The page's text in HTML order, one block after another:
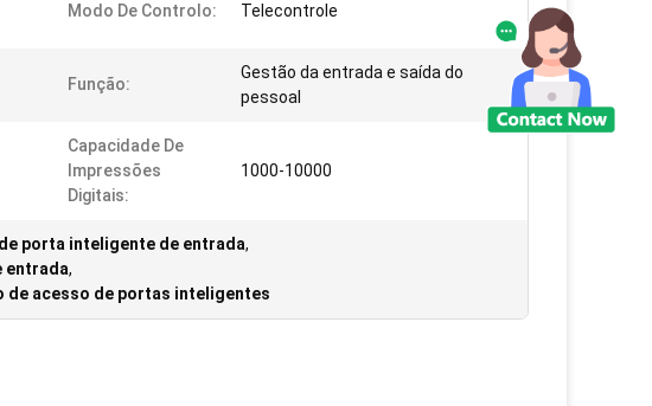
Modo De Controlo: Telecontrole
Função:
Gestão da entrada e saída do
pessoal
Capacidade De
Impressões
Digitais:
1000-10000
porta inteligente de entrada,
entrada,
acesso de portas inteligentes